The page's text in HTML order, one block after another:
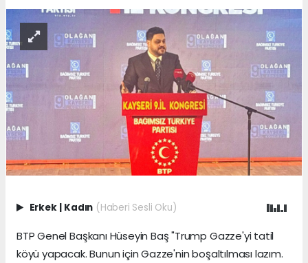
Erkek | Kadın (Haberi Sesli Oku)
BTP Genel Başkanı Hüseyin Baş "Trump Gazze'yi tatil
köyü yapacak. Bunun için Gazze'nin boşaltılması lazım.